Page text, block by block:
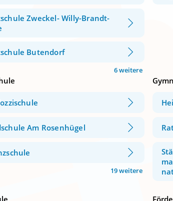
Zweckel- Willy-Brandt-
Butendorf
6 weitere
Am Rosenhügel
19 weitere